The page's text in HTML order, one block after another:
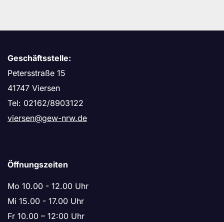
Geschäftsstelle:
Petersstraße 15
41747 Viersen
Tel: 02162/8903122
viersen@gew-nrw.de
Öffnungszeiten
Mo 10.00 - 12.00 Uhr
Mi 15.00 - 17.00 Uhr
Fr 10.00 – 12:00 Uhr